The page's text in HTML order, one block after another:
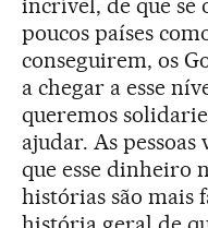
poucos países
conseguirem, os
a chegar a esse
queremos
ajudar. As
que esse dinheiro
histórias são mais